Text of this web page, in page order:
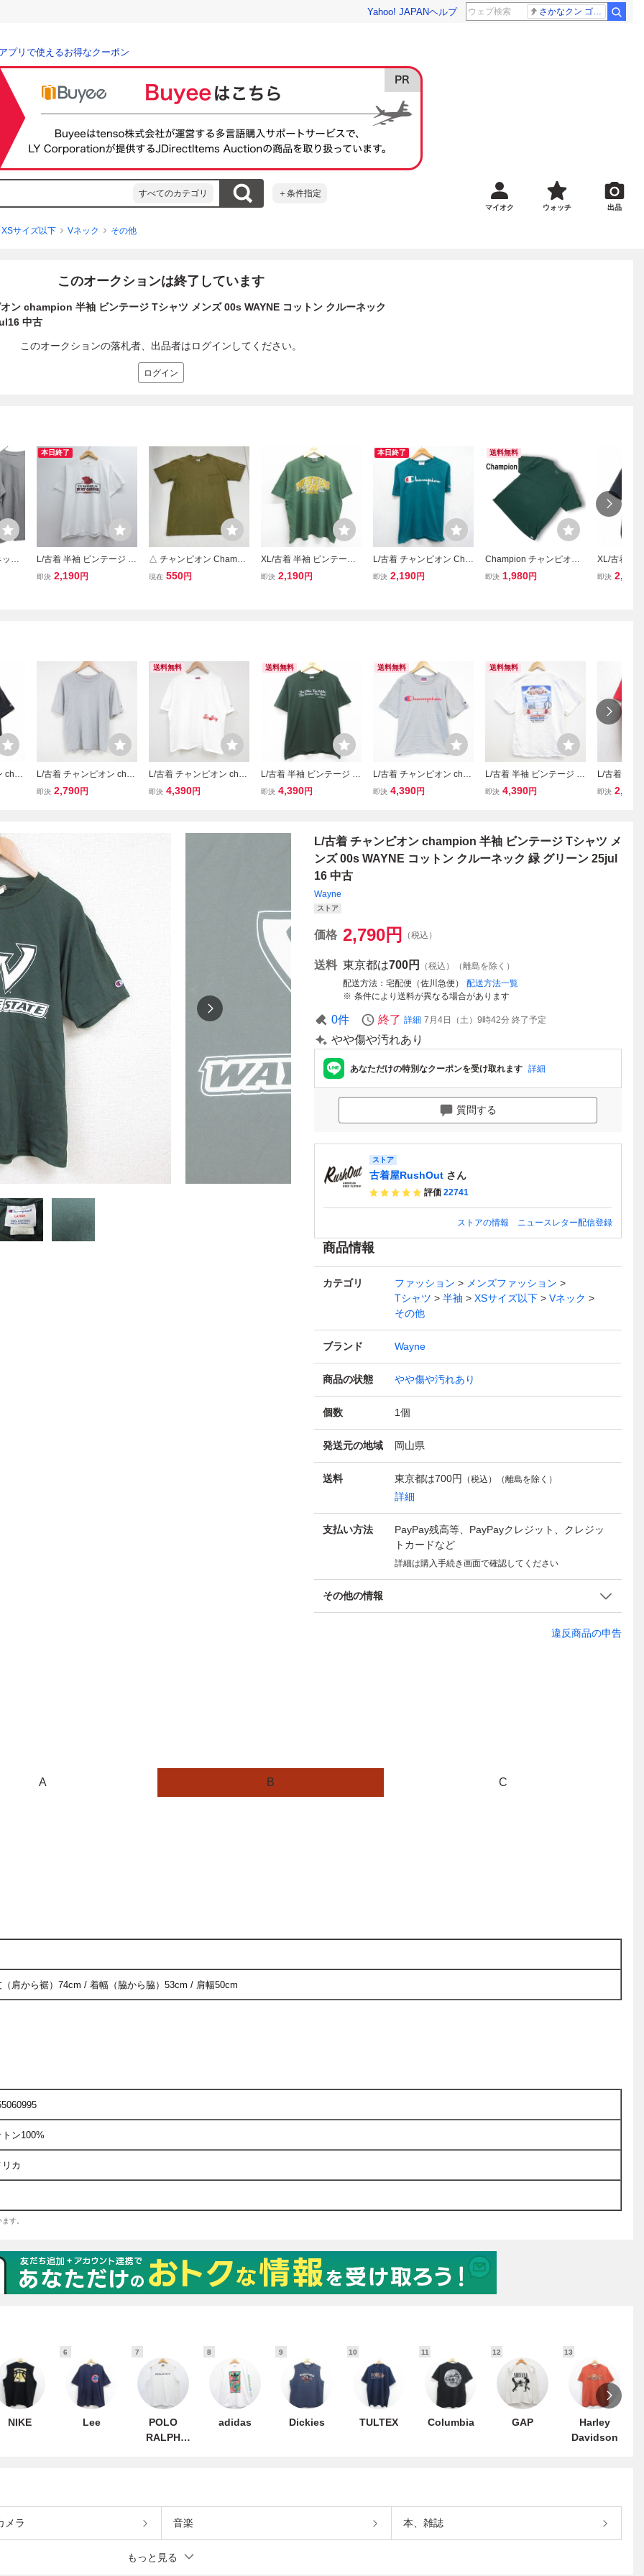
Yahoo! JAPANヘルプ さかなクン ゴールデンタッグ
プリで使えるお得なクーポン
すべてのカテゴリ ＋条件指定
マイオク ウォッチ 出品
XSサイズ以下 Vネック その他
このオークションは終了しています
ン champion 半袖 ビンテージ Tシャツ メンズ 00s WAYNE コットン クルーネック
中古
このオークションの落札者、出品者はログインしてください。
ログイン
ク
本日終了
L/古着 半袖 ビンテージ T
シャツ メンズ 00年代 00s
即決 2,190円
△ チャンピオン Champio
n 半袖 Tシャツ メンズ XL
現在 550円
XL/古着 半袖 ビンテージ
Tシャツ メンズ 00s PIPE
即決 2,190円
本日終了
L/古着 チャンピオン Cha
mpion 半袖 ブランド Tシ
即決 2,190円
送料無料
Champion チャンピオン
半袖Tシャツ メンズ 綿 コ
即決 1,980円
XL/古着 半
Tシャツ メ
即決 2,190
cha
L/古着 チャンピオン cha
mpion 半袖 ビンテージ T
即決 2,790円
送料無料
L/古着 チャンピオン cha
mpion 半袖 ビンテージ T
即決 4,390円
送料無料
L/古着 半袖 ビンテージ T
シャツ メンズ 00s メッセ
即決 4,390円
送料無料
L/古着 チャンピオン cha
mpion 半袖 ビンテージ T
即決 4,390円
送料無料
L/古着 半袖 ビンテージ T
シャツ メンズ 00年代 00s
即決 4,390円
L/古着 チ
mpion 半袖
即決 2,790
L/古着 チャンピオン champion 半袖 ビンテージ Tシャツ メ
ンズ 00s WAYNE コットン クルーネック 緑 グリーン 25jul
16 中古
Wayne
ストア
価格 2,790円 （税込）
送料 東京都は700円
（税込）（離島を除く）
配送方法
宅配便（佐川急便）
配送方法一覧
条件により送料が異なる場合があります
0件 終了 詳細 7月4日（土）9時42分 終了予定
やや傷や汚れあり
あなただけの特別なクーポンを受け取れます 詳細
質問する
ストア
古着屋RushOut さん
評価 22741
ストアの情報 ニュースレター配信登録
商品情報
カテゴリ ファッション
メンズファッション
Tシャツ
半袖 XSサイズ以下
Vネック
その他
ブランド Wayne
商品の状態 やや傷や汚れあり
個数 1個
発送元の地域 岡山県
送料 東京都は700円 （税込）（離島を除く）
詳細
支払い方法
PayPay残高等、PayPayクレジット、クレジッ
トカードなど
詳細は購入手続き画面で確認してください
その他の情報
違反商品の申告
NIKE
6
Lee
7
POLO
RALPH
8
adidas
9
Dickies
10
TULTEX
11
Columbia
12
GAP
13
Harley
Davidson
メラ 音楽 本、雑誌
もっと見る